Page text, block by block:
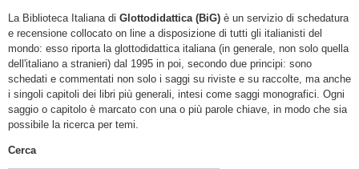
La Biblioteca Italiana di Glottodidattica (BiG) è un servizio di schedatura
e recensione collocato on line a disposizione di tutti gli italianisti del
mondo: esso riporta la glottodidattica italiana (in generale, non solo quella
dell'italiano a stranieri) dal 1995 in poi, secondo due principi: sono
schedati e commentati non solo i saggi su riviste e su raccolte, ma anche
i singoli capitoli dei libri più generali, intesi come saggi monografici. Ogni
saggio o capitolo è marcato con una o più parole chiave, in modo che sia
possibile la ricerca per temi.
Cerca